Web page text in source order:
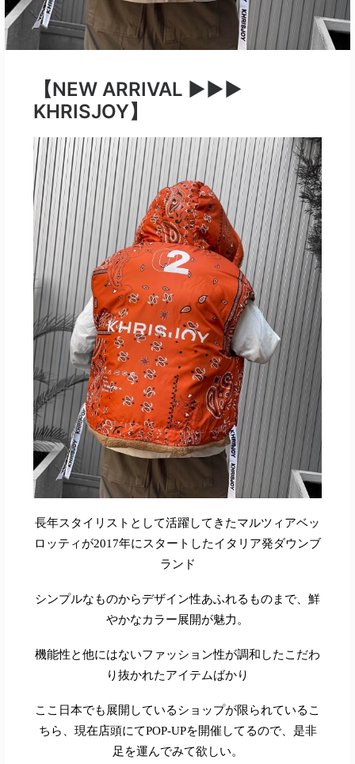
【NEW ARRIVAL ▶︎▶︎▶︎
KHRISJOY】
長年スタイリストとして活躍してきたマルツィアベッ
ロッティが2017年にスタートしたイタリア発ダウンブ
ランド
シンプルなものからデザイン性あふれるものまで、鮮
やかなカラー展開が魅力。
機能性と他にはないファッション性が調和したこだわ
り抜かれたアイテムばかり
ここ日本でも展開しているショップが限られているこ
ちら、現在店頭にてPOP-UPを開催してるので、是非
足を運んでみて欲しい。